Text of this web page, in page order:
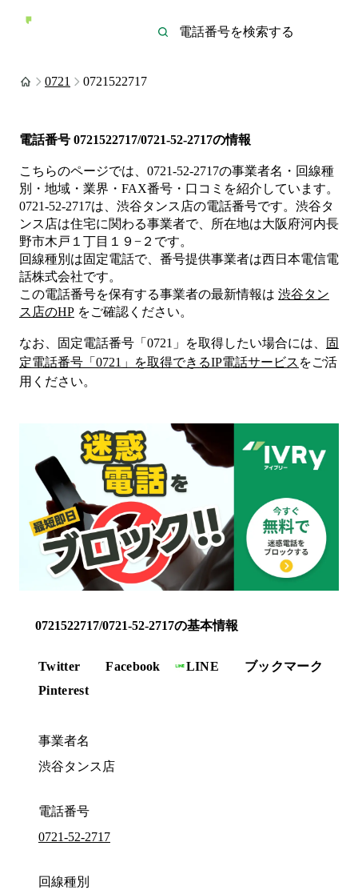
0721 0721522717
電話番号 0721522717/0721-52-2717の情報
こちらのページでは、 0721-52-2717の事業者名・回線種
別・地域・業界・FAX番号・口コミを紹介しています。
0721-52-2717は、 渋谷タンス店の電話番号です。 渋谷タ
ンス店は住宅に関わる事業者で、所在地は大阪府河内長
野市木戸１丁目１９−２ です。
回線種別は固定電話で、番号提供事業者は西日本電信電
話株式会社です。
この電話番号を保有する事業者の最新情報は 渋谷タン
ス店のHP をご確認ください。
なお、固定電話番号「 0721 」を取得したい場合には、
固
定電話番号「 0721 」を取得できるIP電話サービス をご活
用ください。
0721522717/0721-52-2717の基本情報
Twitter Facebook LINE
ブックマーク
Pinterest
事業者名
渋谷タンス店
電話番号
0721-52-2717
回線種別